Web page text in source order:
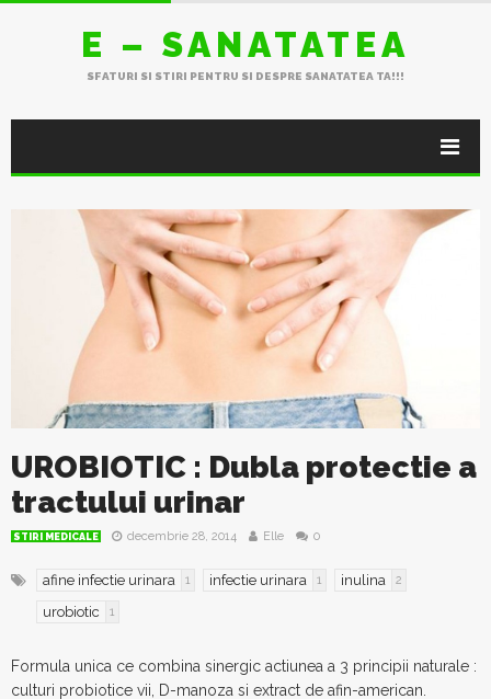
E – SANATATEA
SFATURI SI STIRI PENTRU SI DESPRE SANATATEA TA!!!
UROBIOTIC : Dubla protectie a
tractului urinar
STIRI MEDICALE decembrie 28, 2014 Elle 0
afine infectie urinara 1 infectie urinara 1 inulina 2
urobiotic 1
Formula unica ce combina sinergic actiunea a 3 principii naturale :
culturi probiotice vii, D-manoza si extract de afin-american.